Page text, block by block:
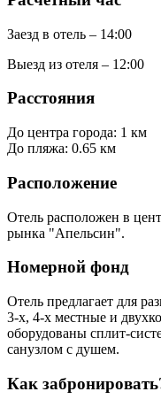
Заезд в отель – 14:00
Выезд из отеля – 12:00
Расстояния
До центра города: 1 км
До пляжа: 0.65 км
Расположение
Отель расположен в
рынка "Апельсин".
Номерной фонд
Отель предлагает для
3-х, 4-х местные и
оборудованы сплит-
санузлом с душем.
Как